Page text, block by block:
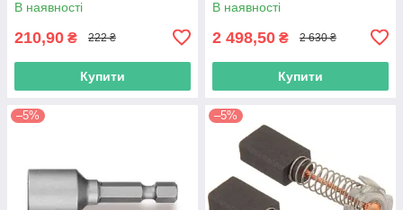
В наявності
210,90 ₴ 222 ₴
Купити
В наявності
2 498,50 ₴ 2 630 ₴
Купити
–5% –5%